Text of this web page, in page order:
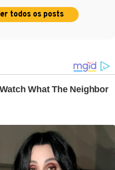
todos os posts